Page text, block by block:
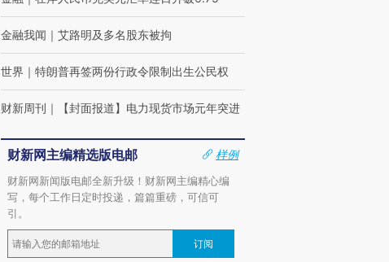
金融我闻 ｜ 艾路明及多名股东被拘
世界 ｜ 特朗普再签两份行政令限制出生公民权
财新周刊 ｜ 【封面报道】电力现货市场元年突进
财新网主编精选版电邮
样例
财新网新闻版电邮全新升级！财新网主编精心编
写，每个工作日定时投递，篇篇重磅，可信可
引。
订阅